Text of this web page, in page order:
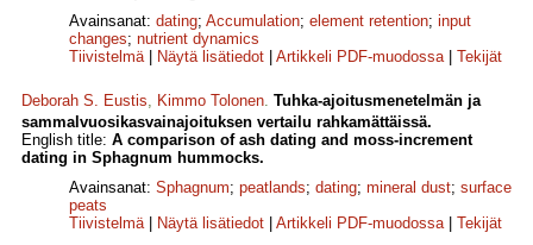
Avainsanat: dating; Accumulation; element retention; input
changes; nutrient dynamics
Tiivistelmä| Näytä lisätiedot Artikkeli PDF-muodossa| Tekijät
Deborah S. Eustis, Kimmo Tolonen. Tuhka-ajoitusmenetelmän ja
sammalvuosikasvainajoituksen vertailu rahkamättäissä.
English title: A comparison of ash dating and moss-increment
dating in Sphagnum hummocks.
Avainsanat: Sphagnum; peatlands; dating; mineral dust; surface
peats
Tiivistelmä| Näytä lisätiedot Artikkeli PDF-muodossa| Tekijät